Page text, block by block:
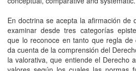
En doctrina se acepta la afirmación de
examinar desde tres categorías
que lo reconoce en tanto que regla de
da cuenta de la comprensión del
la valorativa, que entiende el Derecho